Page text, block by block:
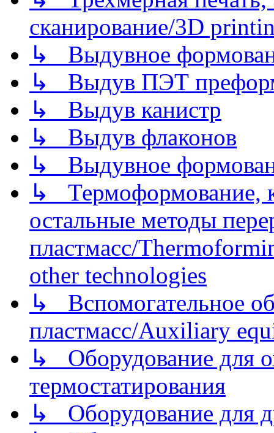
сканирование/3D
↳ Выдувное
↳ Выдув ПЭТ
↳ Выдув канистр
↳ Выдув флаконов
↳ Выдувное
↳ Термоформование,
остальные методы
пластмасс/
other technologies
↳ Вспомогательное
пластмасс/Auxiliary
↳ Оборудование для
термостатирования
↳ Оборудование для